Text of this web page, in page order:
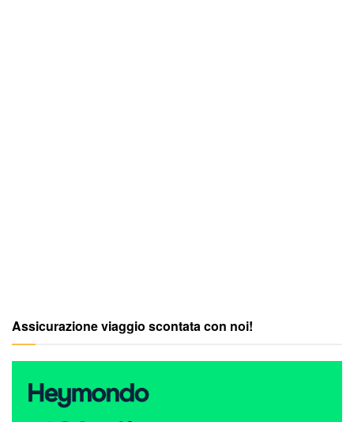
Assicurazione viaggio scontata con noi!